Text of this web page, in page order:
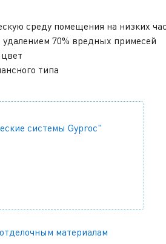
среду помещения на низких
70% вредных примесей
типа
системы Gyproc"
материалам